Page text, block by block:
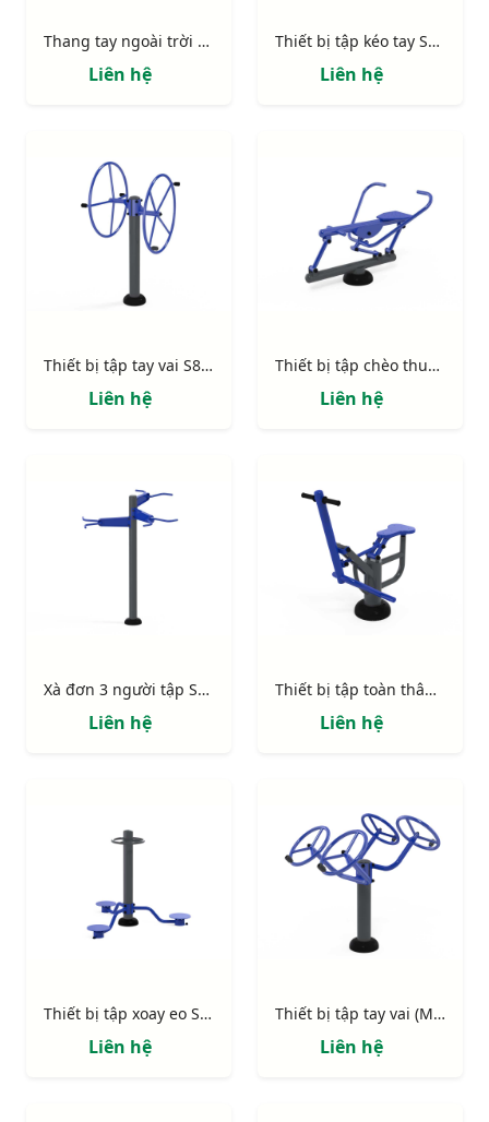
Thang tay ngoài trời chôn cố định S80015
Liên hệ
Thiết bị tập kéo tay S80014
Liên hệ
Thiết bị tập tay vai S80013 (2 vô lăng lớn)
Liên hệ
Thiết bị tập chèo thuyền S80011
Liên hệ
Xà đơn 3 người tập S80010
Liên hệ
Thiết bị tập toàn thân S80009
Liên hệ
Thiết bị tập xoay eo S80008
Liên hệ
Thiết bị tập tay vai (Model 4 vô lăng) S80007
Liên hệ